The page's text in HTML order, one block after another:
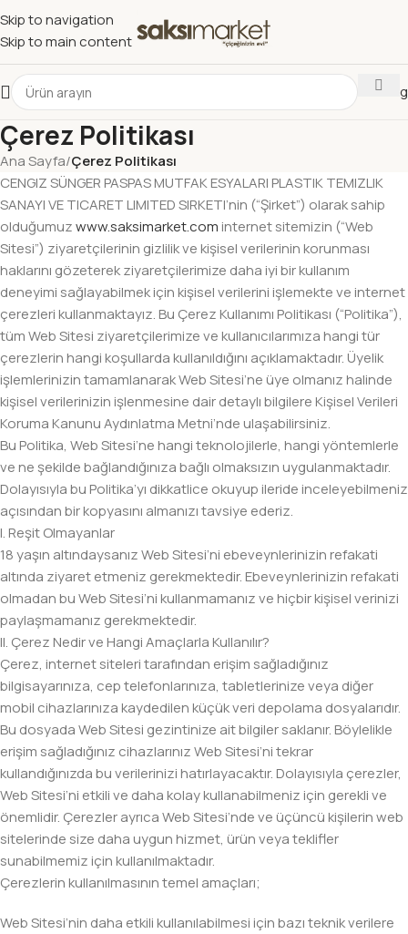
Skip to navigation
Skip to main content
Katalog
Çerez Politikası
Ana Sayfa/Çerez Politikası
CENGIZ SÜNGER PASPAS MUTFAK ESYALARI PLASTIK TEMIZLIK
SANAYI VE TICARET LIMITED SIRKETI’nin (“Şirket”) olarak sahip
olduğumuzwww.saksimarket.cominternet sitemizin (“Web
Sitesi”) ziyaretçilerinin gizlilik ve kişisel verilerinin korunması
haklarını gözeterek ziyaretçilerimize daha iyi bir kullanım
deneyimi sağlayabilmek için kişisel verilerini işlemekte ve internet
çerezleri kullanmaktayız. Bu Çerez Kullanımı Politikası (“Politika”),
tüm Web Sitesi ziyaretçilerimize ve kullanıcılarımıza hangi tür
çerezlerin hangi koşullarda kullanıldığını açıklamaktadır. Üyelik
işlemlerinizin tamamlanarak Web Sitesi’ne üye olmanız halinde
kişisel verilerinizin işlenmesine dair detaylı bilgilere Kişisel Verileri
Koruma Kanunu Aydınlatma Metni’nde ulaşabilirsiniz.
Bu Politika, Web Sitesi’ne hangi teknolojilerle, hangi yöntemlerle
ve ne şekilde bağlandığınıza bağlı olmaksızın uygulanmaktadır.
Dolayısıyla bu Politika’yı dikkatlice okuyup ileride inceleyebilmeniz
açısından bir kopyasını almanızı tavsiye ederiz.
I. Reşit Olmayanlar
18 yaşın altındaysanız Web Sitesi’ni ebeveynlerinizin refakati
altında ziyaret etmeniz gerekmektedir. Ebeveynlerinizin refakati
olmadan bu Web Sitesi’ni kullanmamanız ve hiçbir kişisel verinizi
paylaşmamanız gerekmektedir.
II. Çerez Nedir ve Hangi Amaçlarla Kullanılır?
Çerez, internet siteleri tarafından erişim sağladığınız
bilgisayarınıza, cep telefonlarınıza, tabletlerinize veya diğer
mobil cihazlarınıza kaydedilen küçük veri depolama dosyalarıdır.
Bu dosyada Web Sitesi gezintinize ait bilgiler saklanır. Böylelikle
erişim sağladığınız cihazlarınız Web Sitesi’ni tekrar
kullandığınızda bu verilerinizi hatırlayacaktır. Dolayısıyla çerezler,
Web Sitesi’ni etkili ve daha kolay kullanabilmeniz için gerekli ve
önemlidir. Çerezler ayrıca Web Sitesi’nde ve üçüncü kişilerin web
sitelerinde size daha uygun hizmet, ürün veya teklifler
sunabilmemiz için kullanılmaktadır.
Çerezlerin kullanılmasının temel amaçları;
Web Sitesi’nin daha etkili kullanılabilmesi için bazı teknik verilere